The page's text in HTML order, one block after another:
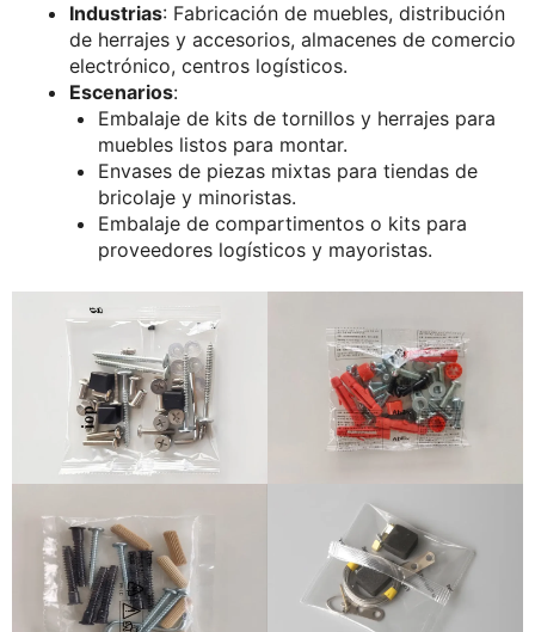
Industrias: Fabricación de muebles, distribución
de herrajes y accesorios, almacenes de comercio
electrónico, centros logísticos.
Escenarios:
Embalaje de kits de tornillos y herrajes para
muebles listos para montar.
Envases de piezas mixtas para tiendas de
bricolaje y minoristas.
Embalaje de compartimentos o kits para
proveedores logísticos y mayoristas.